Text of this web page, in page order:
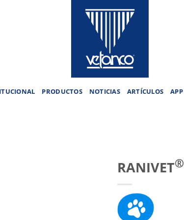
PRODUCTOS NOTICIAS ARTÍCULOS APP
RANIVET®